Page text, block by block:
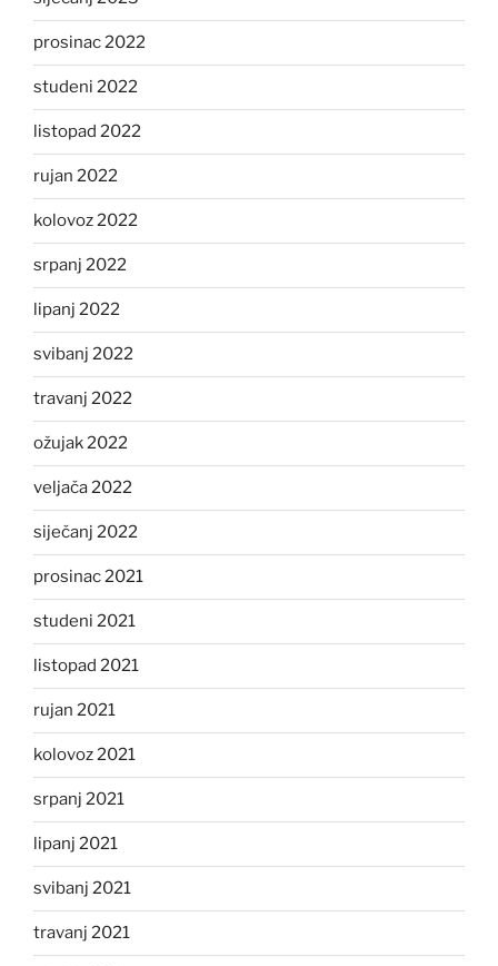
prosinac 2022
studeni 2022
listopad 2022
rujan 2022
kolovoz 2022
srpanj 2022
lipanj 2022
svibanj 2022
travanj 2022
ožujak 2022
veljača 2022
siječanj 2022
prosinac 2021
studeni 2021
listopad 2021
rujan 2021
kolovoz 2021
srpanj 2021
lipanj 2021
svibanj 2021
travanj 2021